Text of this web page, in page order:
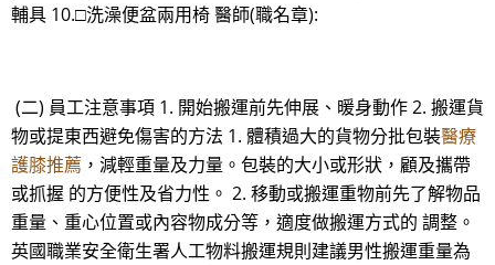
輔具 10.□洗澡便盆兩用椅 醫師(職名章):
(二) 員工注意事項 1. 開始搬運前先伸展、暖身動作 2. 搬運貨
物或提東西避免傷害的方法 1. 體積過大的貨物分批包裝醫療
護膝推薦 ，減輕重量及力量。包裝的大小或形狀，顧及攜帶
或抓握 的方便性及省力性。 2. 移動或搬運重物前先了解物品
重量、重心位置或內容物成分等，適度做搬運方式的 調整。
英國職業安全衛生署人工物料搬運規則建議男性搬運重量為